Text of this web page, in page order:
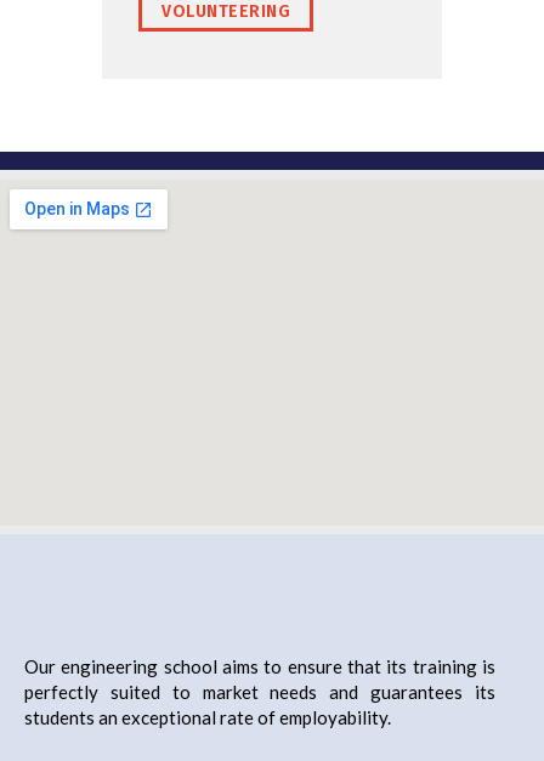
VOLUNTEERING
Our engineering school aims to ensure that its training is
perfectly suited to market needs and guarantees its
students an exceptional rate of employability.